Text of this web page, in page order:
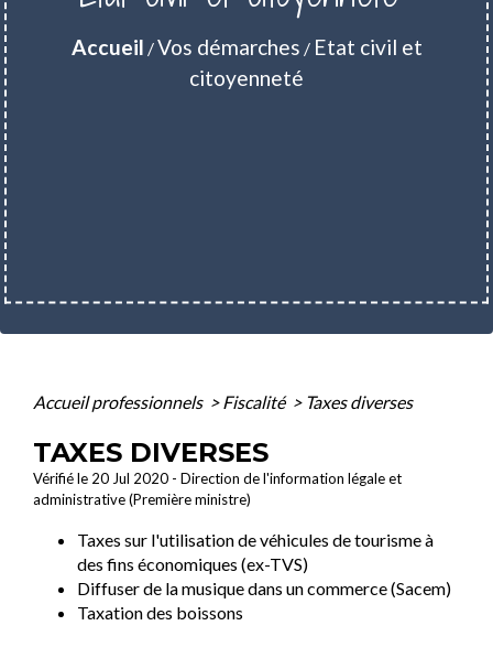
Accueil /Vos démarches / Etat civil et
citoyenneté
Accueil professionnels > Fiscalité > Taxes diverses
TAXES DIVERSES
Vérifié le 20 Jul 2020 - Direction de l'information légale et
administrative (Première ministre)
Taxes sur l'utilisation de véhicules de tourisme à
des fins économiques (ex-TVS)
Diffuser de la musique dans un commerce (Sacem)
Taxation des boissons